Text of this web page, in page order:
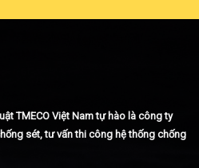
TMECO Việt Nam tự hào là công ty
sét, tư vấn thi công hệ thống chống